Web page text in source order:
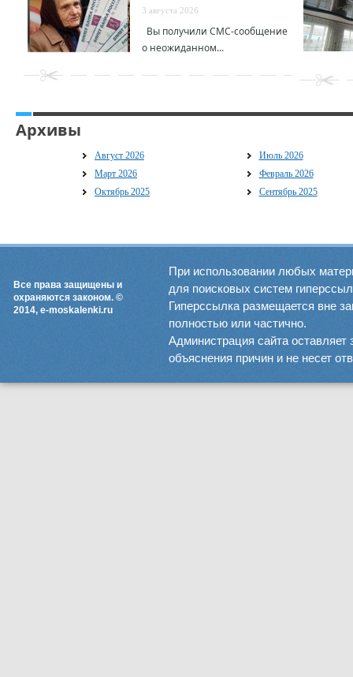
3 августа 2026
Вы получили СМС-сообщение
о неожиданном...
Архивы
Август 2026
Июль 2026
Март 2026
Февраль 2026
Октябрь 2025
Сентябрь 2025
Все права защищены и
охраняются законом. ©
2014, e-moskalenki.ru
При использовании любых
для поисковых систем
Гиперссылка размещается вне
полностью или частично.
Администрация сайта оставляет
объяснения причин и не несет